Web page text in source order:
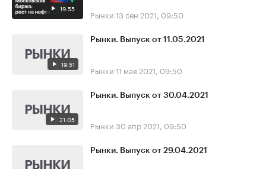
19:55 Рынки 13 сен 2021, 09:50
19:51
Рынки. Выпуск от 11.05.2021
Рынки 11 мая 2021, 09:50
21:05
Рынки. Выпуск от 30.04.2021
Рынки 30 апр 2021, 09:50
Рынки. Выпуск от 29.04.2021